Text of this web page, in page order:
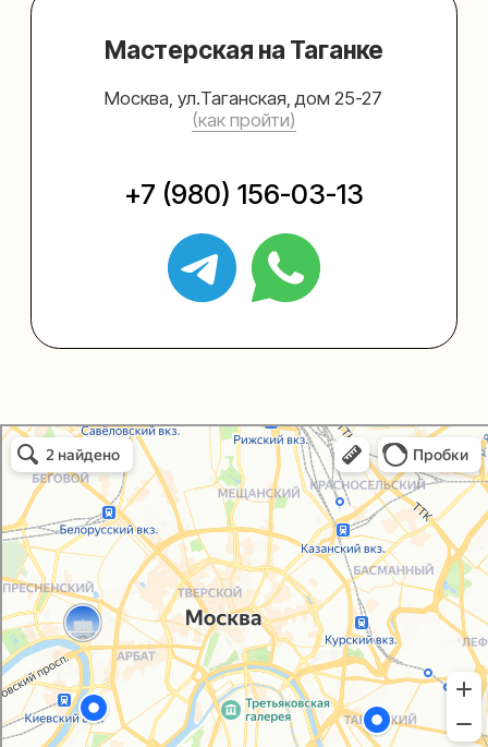
Упаковали Онлайн в Москве
Москва
© 2021-2025, ООО "УПАКОВАЛИ ОНЛАЙН"
Сайт разработала
bogac hevas
help@upakovali.online
Sospeso wrap
О нас
Упаковать подарок
В личный кабинет
+7 (495) 005-03-13